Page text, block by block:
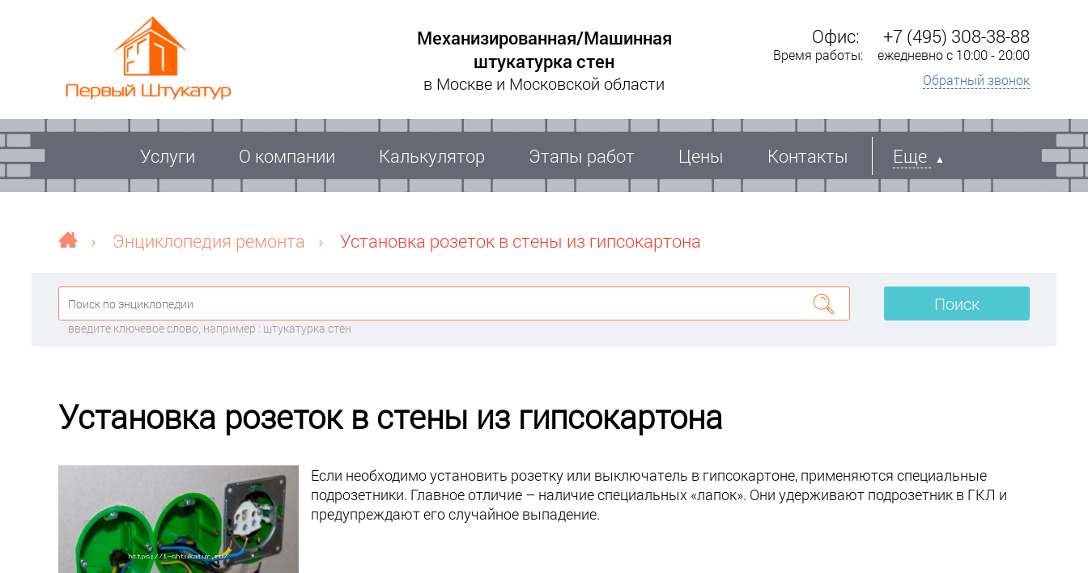
Механизированная/Машинная
штукатурка стен
в Москве и Московской области
Офис: +7 (495) 308-38-88
Время работы:
ежедневно с 10:00 - 20:00
Обратный звонок
Услуги О компании Калькулятор Этапы работ Цены Контакты Еще
› Энциклопедия ремонта › Установка розеток в стены из гипсокартона
Поиск
введите ключевое слово, например : штукатурка стен
Установка розеток в стены из гипсокартона
Если необходимо установить розетку или выключатель в гипсокартоне, применяются специальные
подрозетники. Главное отличие – наличие специальных «лапок». Они удерживают подрозетник в ГКЛ и
предупреждают его случайное выпадение.